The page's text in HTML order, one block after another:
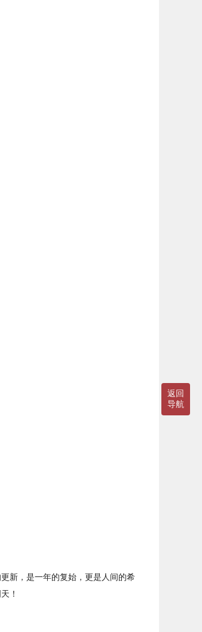
返回
导航
新，是一年的复始，更是人间的希
！